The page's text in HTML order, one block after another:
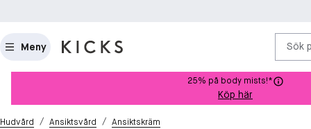
Meny Sök
25% på body mists!*
Köp här
Hudvård / Ansiktsvård / Ansiktskräm